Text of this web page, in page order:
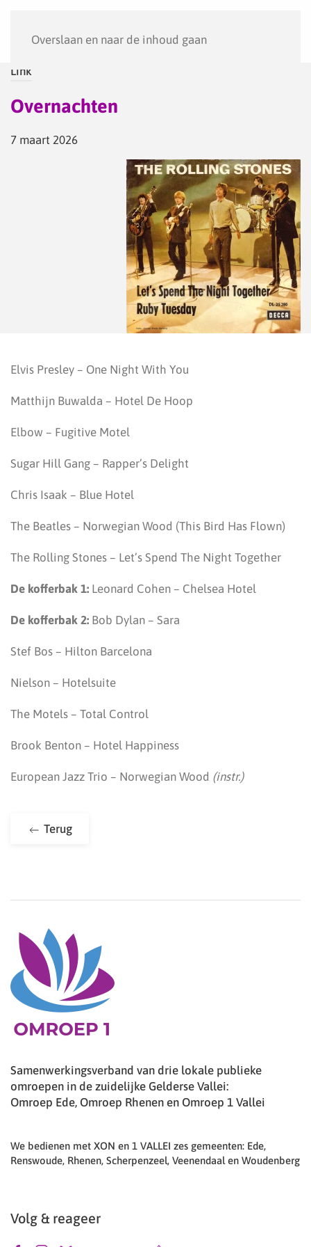
Overslaan en naar de inhoud gaan
Link
Overnachten
7 maart 2026
Elvis Presley – One Night With You
Matthijn Buwalda – Hotel De Hoop
Elbow – Fugitive Motel
Sugar Hill Gang – Rapper’s Delight
Chris Isaak – Blue Hotel
The Beatles – Norwegian Wood (This Bird Has Flown)
The Rolling Stones – Let’s Spend The Night Together
De kofferbak 1: Leonard Cohen – Chelsea Hotel
De kofferbak 2: Bob Dylan – Sara
Stef Bos – Hilton Barcelona
Nielson – Hotelsuite
The Motels – Total Control
Brook Benton – Hotel Happiness
European Jazz Trio – Norwegian Wood (instr.)
Terug
Samenwerkingsverband van drie lokale publieke
omroepen in de zuidelijke Gelderse Vallei:
Omroep Ede, Omroep Rhenen en Omroep 1 Vallei
We bedienen met XON en 1 VALLEI zes gemeenten: Ede,
Renswoude, Rhenen, Scherpenzeel, Veenendaal en Woudenberg
Volg & reageer